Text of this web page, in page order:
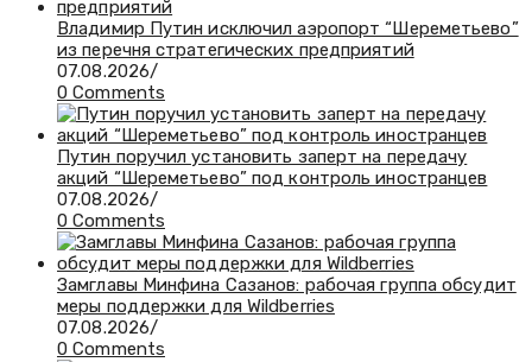
Владимир Путин исключил аэропорт “Шереметьево”
из перечня стратегических предприятий
07.08.2026/
0 Comments
Путин поручил установить заперт на передачу
акций “Шереметьево” под контроль иностранцев
07.08.2026/
0 Comments
Замглавы Минфина Сазанов: рабочая группа обсудит
меры поддержки для Wildberries
07.08.2026/
0 Comments